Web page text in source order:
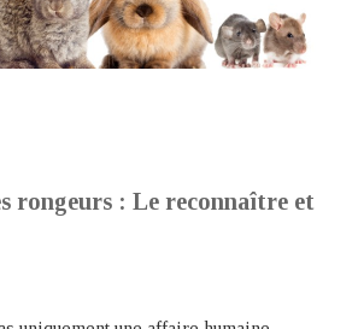
rongeurs : Le reconnaître et